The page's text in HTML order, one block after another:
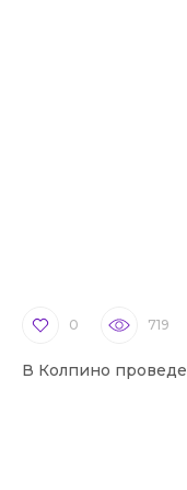
0 719
В Колпино